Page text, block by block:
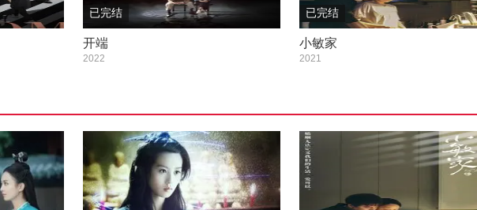
已完结
开端
2022
已完结
小敏家
2021